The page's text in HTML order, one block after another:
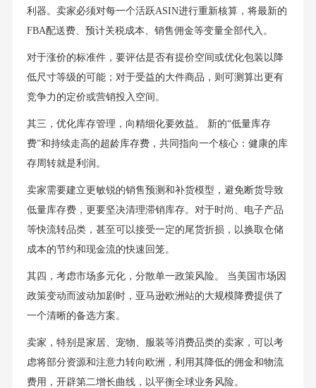
利器。卖家必须对每一个活跃ASIN进行重新核算，将最新的
FBA配送费、预计关税成本、销售佣金等变量全部代入。
对于涨价的标准件，要评估是否有提价空间或优化包装以降
低尺寸等级的可能；对于受益的大件商品，则可测算出更有
竞争力的定价或营销投入空间。
其三，优化库存管理，向精细化要效益。 新的“低量库存
费”和持续走高的超龄库存费，共同指向一个核心：健康的库
存周转就是利润。
卖家需要建立更敏锐的销售预测和补货模型，避免断货导致
低量库存费，更要坚决清理滞销库存。对于时尚、电子产品
等快流转品类，甚至可以接受一定的尾货折损，以换取仓储
成本的节约和现金流的快速回笼。
其四，考虑市场多元化，分散单一政策风险。 当美国市场因
政策变动而波动加剧时，亚马逊欧洲站的大规模降费提供了
一个清晰的备选方案。
卖家，特别是家居、宠物、服装等消费品类的卖家，可以考
虑将部分资源和注意力转向欧洲，利用其降低的佣金和物流
费用，开辟第二增长曲线，以平衡全球业务风险。